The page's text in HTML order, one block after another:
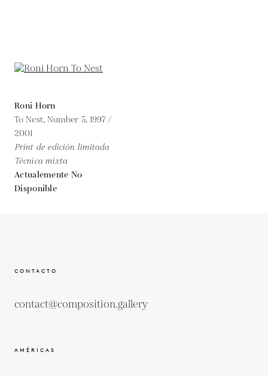
Roni Horn
To Nest, Number 5, 1997 /
2001
Print de edición limitada
Técnica mixta
Actualemente No
Disponible
CONTACTO
contact@composition.gallery
AMÉRICAS